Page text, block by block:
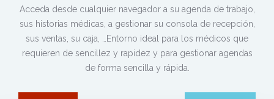
Acceda desde cualquier navegador a su agenda de trabajo,
sus historias médicas, a gestionar su consola de recepción,
sus ventas, su caja, …Entorno ideal para los médicos que
requieren de sencillez y rapidez y para gestionar agendas
de forma sencilla y rápida.